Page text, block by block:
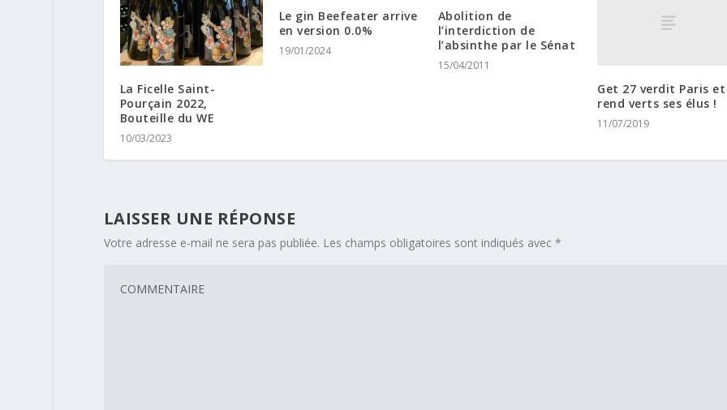
La Ficelle Saint-
Pourçain 2022,
Bouteille du WE
10/03/2023
Le gin Beefeater arrive
en version 0.0%
19/01/2024
Abolition de
l’interdiction de
l’absinthe par le Sénat
15/04/2011
Get 27 verdit Paris et
rend verts ses élus !
11/07/2019
LAISSER UNE RÉPONSE
Votre adresse e-mail ne sera pas publiée. Les champs obligatoires sont indiqués avec *